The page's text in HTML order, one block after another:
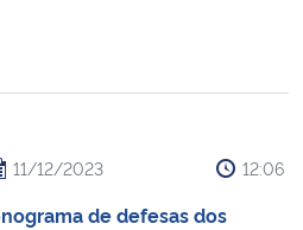
11/12/2023 12:06
de defesas dos